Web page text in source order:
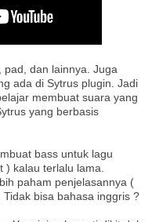
dan lainnya. Juga
ada di Sytrus plugin. Jadi
membuat suara yang
yang berbasis
bass untuk lagu
kalau terlalu lama.
paham penjelasannya (
bisa bahasa inggris ?